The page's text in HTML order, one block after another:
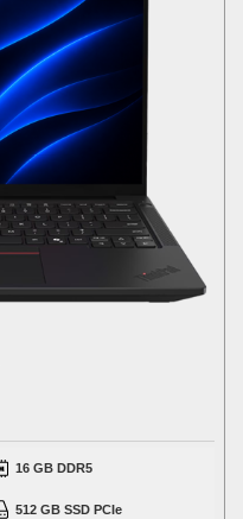
16 GB DDR5
512 GB SSD PCIe